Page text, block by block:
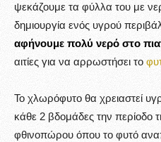
ψεκάζουμε τα φύλλα του με
δημιουργία ενός υγρού
αφήνουμε πολύ νερό στο
αιτίες για να αρρωστήσει το
Το χλωρόφυτο θα χρειαστεί
κάθε 2 βδομάδες την περίοδο
φθινοπώρου όπου το φυτό